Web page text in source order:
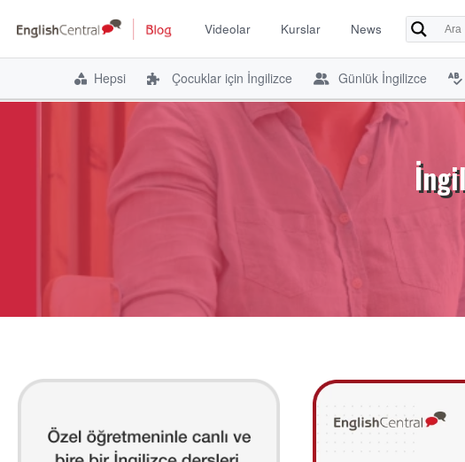
Videolar Kurslar News
Hepsi Çocuklar için İngilizce Günlük İngilizce